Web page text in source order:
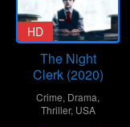
HD
The Night
Clerk (2020)
Crime, Drama,
Thriller, USA